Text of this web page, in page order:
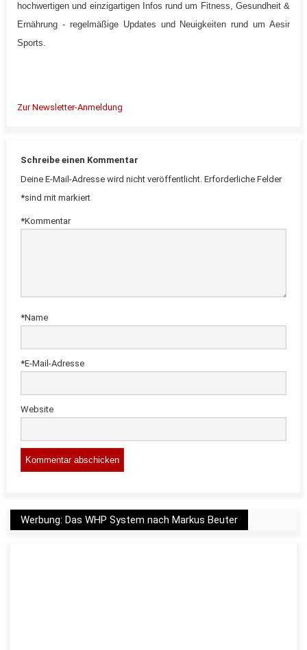
hochwertigen und einzigartigen Infos rund um Fitness, Gesundheit &
Ernährung - regelmäßige Updates und Neuigkeiten rund um Aesir
Sports.
Zur Newsletter-Anmeldung
Schreibe einen Kommentar
Deine E-Mail-Adresse wird nicht veröffentlicht. Erforderliche Felder
sind mit
* markiert
Kommentar
*
Name
*
E-Mail-Adresse
*
Website
Werbung: Das WHP System nach Markus Beuter